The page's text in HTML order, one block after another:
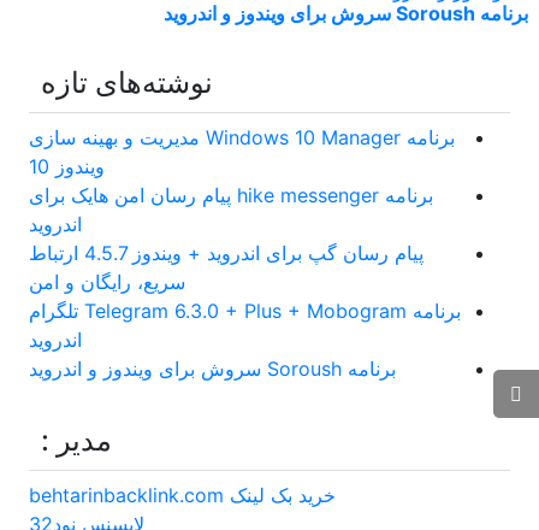
برنامه Soroush سروش برای ویندوز و اندروید
نوشته‌های تازه
برنامه Windows 10 Manager مدیریت و بهینه سازی
ویندوز 10
برنامه hike messenger پیام‌ رسان‌ امن هایک برای
اندروید
پیام رسان گپ برای اندروید + ویندوز 4.5.7 ارتباط
سریع، رایگان و امن
برنامه Telegram 6.3.0 + Plus + Mobogram تلگرام
اندروید
برنامه Soroush سروش برای ویندوز و اندروید
مدیر :
خرید بک لینک behtarinbacklink.com
لایسنس نود32